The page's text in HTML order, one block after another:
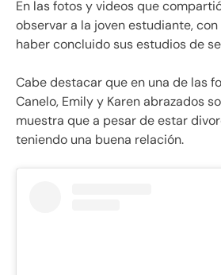
En las fotos y videos que
observar a la joven estudiante,
haber concluido sus estudios de
Cabe destacar que en una de las
Canelo, Emily y Karen abrazados
muestra que a pesar de estar
teniendo una buena relación.